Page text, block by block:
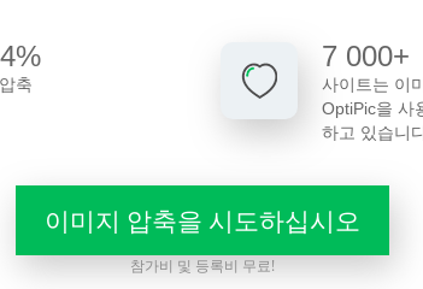
축
7 000+
사이트는 이
OptiPic을 사
하고 있습니
이미지 압축을 시도하십시오
참가비 및 등록비 무료!